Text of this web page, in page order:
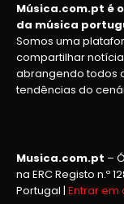
Música.com.pt é
da música
Somos uma
compartilhar
abrangendo todos
tendências do
Musica.com.pt –
na ERC Registo n.º
Portugal | Entrar em